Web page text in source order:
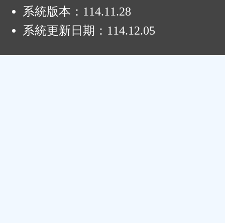
系統版本： 114.11.28
系統更新日期： 114.12.05